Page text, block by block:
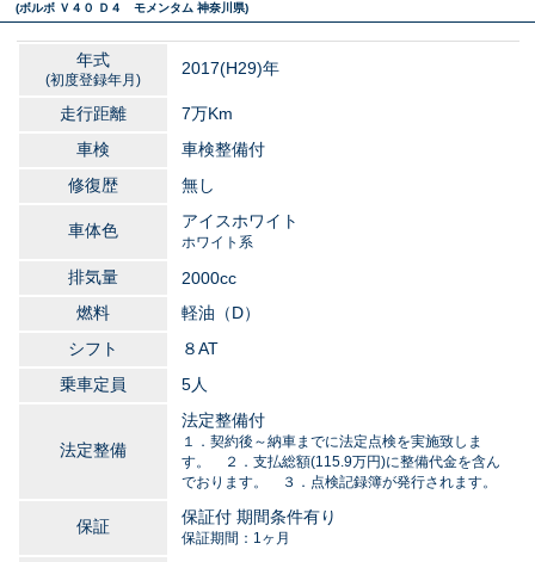
(ボルボ Ｖ４０ Ｄ４ モメンタム 神奈川県)
年式
(初度登録年月)
2017(H29)年
走行距離 7万Km
車検
車検整備付
修復歴
無し
車体色 アイスホワイト
ホワイト系
排気量 2000cc
燃料
軽油（D）
シフト
８AT
乗車定員
5人
法定整備
法定整備付
１．契約後～納車までに法定点検を実施致しま
す。 ２．支払総額(115.9万円)に整備代金を含ん
でおります。 ３．点検記録簿が発行されます。
保証 保証付 期間条件有り
保証期間：1ヶ月